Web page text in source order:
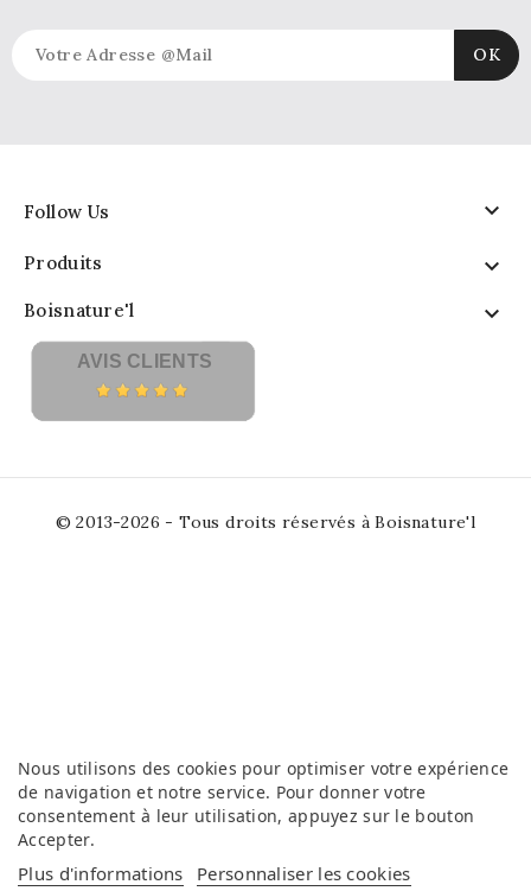
Follow Us 
Produits 
Boisnature'l 
Nous utilisons des cookies pour optimiser votre expérience
de navigation et notre service. Pour donner votre
consentement à leur utilisation, appuyez sur le bouton
Accepter.
Plus d'informations Personnaliser les cookies
AVIS CLIENTS
© 2013-2026 - Tous droits réservés à Boisnature'l